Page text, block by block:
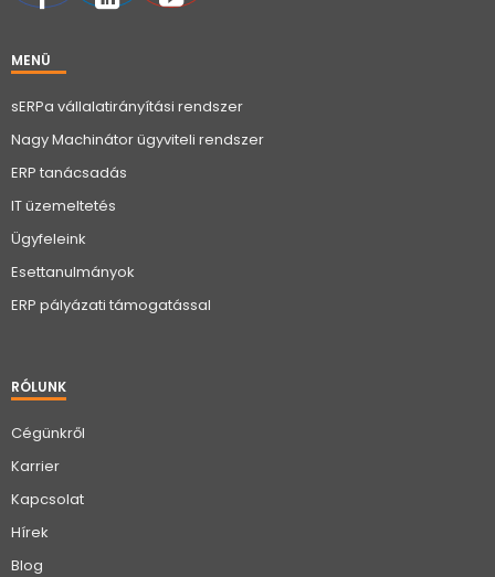
MENÜ
sERPa vállalatirányítási rendszer
Nagy Machinátor ügyviteli rendszer
ERP tanácsadás
IT üzemeltetés
Ügyfeleink
Esettanulmányok
ERP pályázati támogatással
RÓLUNK
Cégünkről
Karrier
Kapcsolat
Hírek
Blog